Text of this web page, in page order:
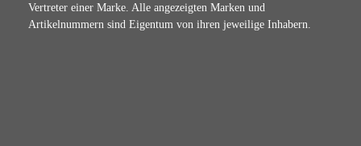
Vertreter einer Marke. Alle angezeigten Marken und
Artikelnummern sind Eigentum von ihren jeweilige Inhabern.